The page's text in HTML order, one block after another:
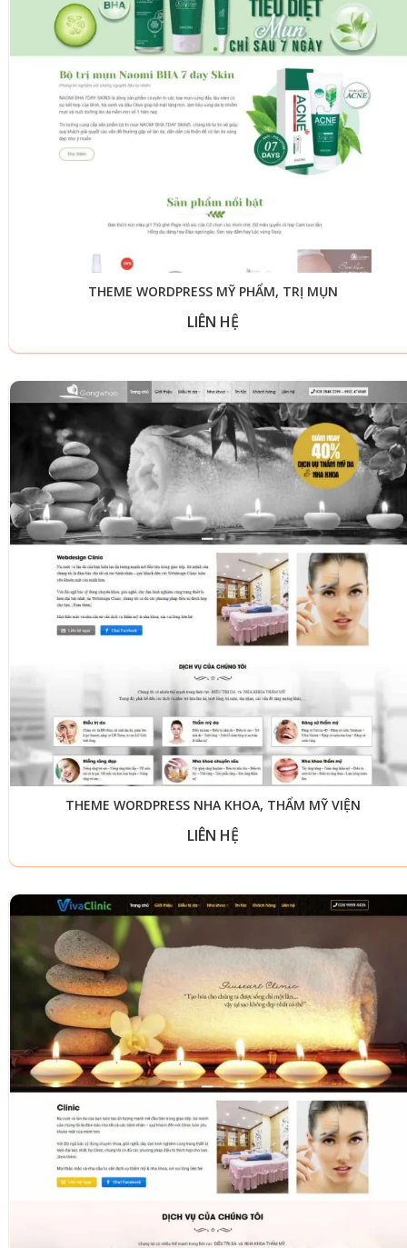
THEME WORDPRESS MỸ PHẨM, TRỊ MỤN
LIÊN HỆ
THEME WORDPRESS NHA KHOA, THẨM MỸ VIỆN
LIÊN HỆ